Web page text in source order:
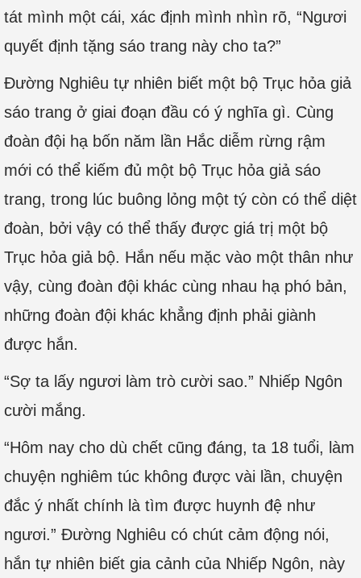
tát mình một cái, xác định mình nhìn rõ, “Ngươi
quyết định tặng sáo trang này cho ta?”
Đường Nghiêu tự nhiên biết một bộ Trục hỏa giả
sáo trang ở giai đoạn đầu có ý nghĩa gì. Cùng
đoàn đội hạ bốn năm lần Hắc diễm rừng rậm
mới có thể kiếm đủ một bộ Trục hỏa giả sáo
trang, trong lúc buông lỏng một tý còn có thể diệt
đoàn, bởi vậy có thể thấy được giá trị một bộ
Trục hỏa giả bộ. Hắn nếu mặc vào một thân như
vậy, cùng đoàn đội khác cùng nhau hạ phó bản,
những đoàn đội khác khẳng định phải giành
được hắn.
“Sợ ta lấy ngươi làm trò cười sao.” Nhiếp Ngôn
cười mắng.
“Hôm nay cho dù chết cũng đáng, ta 18 tuổi, làm
chuyện nghiêm túc không được vài lần, chuyện
đắc ý nhất chính là tìm được huynh đệ như
ngươi.” Đường Nghiêu có chút cảm động nói,
hắn tự nhiên biết gia cảnh của Nhiếp Ngôn, này